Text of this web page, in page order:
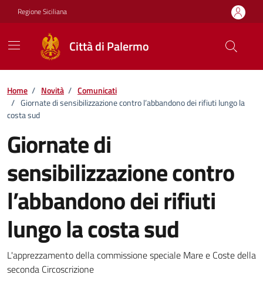
Vai ai contenuti
Vai al footer
Regione Siciliana
Città di Palermo
Home / Novità / Comunicati
/ Giornate di sensibilizzazione contro l’abbandono dei rifiuti lungo la
costa sud
Giornate di
sensibilizzazione contro
l’abbandono dei rifiuti
lungo la costa sud
Dettagli della notizia
L'apprezzamento della commissione speciale Mare e Coste della
seconda Circoscrizione